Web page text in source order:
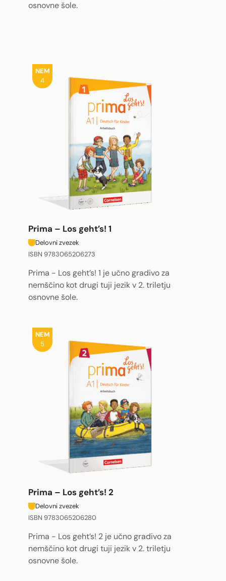
osnovne šole.
NEM
4
Prima – Los geht’s! 1
Delovni zvezek
ISBN 9783065206273
Prima - Los geht’s! 1 je učno gradivo za
nemščino kot drugi tuji jezik v 2. triletju
osnovne šole.
NEM
5
Prima – Los geht’s! 2
Delovni zvezek
ISBN 9783065206280
Prima - Los geht’s! 2 je učno gradivo za
nemščino kot drugi tuji jezik v 2. triletju
osnovne šole.